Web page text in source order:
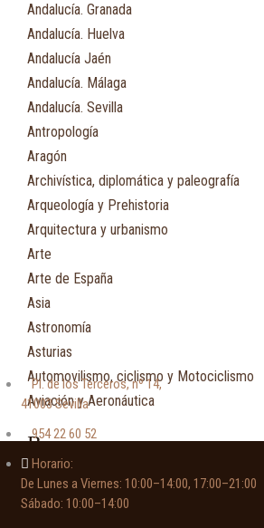
Andalucía. Granada
Andalucía. Huelva
Andalucía Jaén
Andalucía. Málaga
Andalucía. Sevilla
Antropología
Aragón
Archivística, diplomática y paleografía
Arqueología y Prehistoria
Arquitectura y urbanismo
Arte
Arte de España
Asia
Astronomía
Asturias
Automovilismo, ciclismo y Motociclismo
Aviación y Aeronáutica
B
Bibliografía
Biografía
Pl. de los Terceros, nº 14,
41003 Sevilla
954 22 60 52
Horario:
De Lunes a Viernes: 10:00–14:00, 17:00–21:00
Sábado: 10:00–14:00